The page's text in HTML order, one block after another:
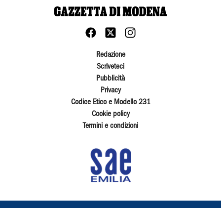
Redazione
Scriveteci
Pubblicità
Privacy
Codice Etico e Modello 231
Cookie policy
Termini e condizioni